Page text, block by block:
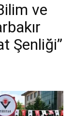
ve
Şenliği”